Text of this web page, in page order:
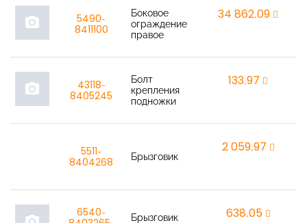
photo_camera
5490-
8411100
Боковое
ограждение
правое
34 862,09
photo_camera
43118-
8405245
Болт
крепления
подножки
133,97
5511-
8404268
Брызговик
2 059,97
6540-
Брызговик
638,05